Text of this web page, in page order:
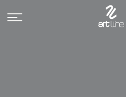
Panneau de gestion des cookies